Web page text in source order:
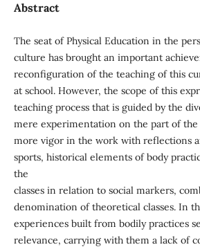
Abstract
The seat of Physical Education in the
culture has brought an important
reconfiguration of the teaching of this
at school. However, the scope of this
teaching process that is guided by the
mere experimentation on the part of
more vigor in the work with reflections
sports, historical elements of body
the
classes in relation to social markers,
denomination of theoretical classes. In
experiences built from bodily practices
relevance, carrying with them a lack of